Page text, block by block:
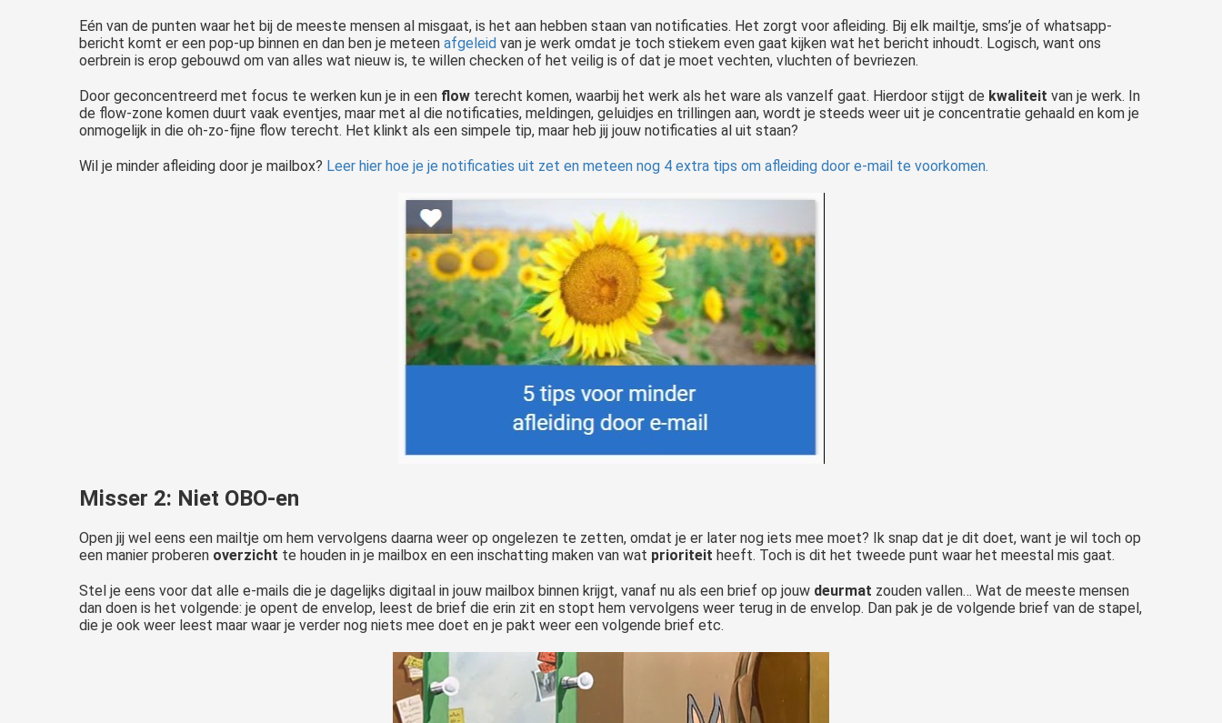
Eén van de punten waar het bij de meeste mensen al misgaat, is het aan hebben staan van notificaties. Het zorgt voor afleiding. Bij elk mailtje, sms’je of whatsapp-
bericht komt er een pop-up binnen en dan ben je meteen afgeleid van je werk omdat je toch stiekem even gaat kijken wat het bericht inhoudt. Logisch, want ons
oerbrein is erop gebouwd om van alles wat nieuw is, te willen checken of het veilig is of dat je moet vechten, vluchten of bevriezen.
Door geconcentreerd met focus te werken kun je in een flow terecht komen, waarbij het werk als het ware als vanzelf gaat. Hierdoor stijgt de kwaliteit van je werk. In
de flow-zone komen duurt vaak eventjes, maar met al die notificaties, meldingen, geluidjes en trillingen aan, wordt je steeds weer uit je concentratie gehaald en kom je
onmogelijk in die oh-zo-fijne flow terecht. Het klinkt als een simpele tip, maar heb jij jouw notificaties al uit staan?
Wil je minder afleiding door je mailbox? Leer hier hoe je je notificaties uit zet en meteen nog 4 extra tips om afleiding door e-mail te voorkomen.
Misser 2: Niet OBO-en
Open jij wel eens een mailtje om hem vervolgens daarna weer op ongelezen te zetten, omdat je er later nog iets mee moet? Ik snap dat je dit doet, want je wil toch op
een manier proberen overzicht te houden in je mailbox en een inschatting maken van wat prioriteit heeft. Toch is dit het tweede punt waar het meestal mis gaat.
Stel je eens voor dat alle e-mails die je dagelijks digitaal in jouw mailbox binnen krijgt, vanaf nu als een brief op jouw deurmat zouden vallen… Wat de meeste mensen
dan doen is het volgende: je opent de envelop, leest de brief die erin zit en stopt hem vervolgens weer terug in de envelop. Dan pak je de volgende brief van de stapel,
die je ook weer leest maar waar je verder nog niets mee doet en je pakt weer een volgende brief etc.